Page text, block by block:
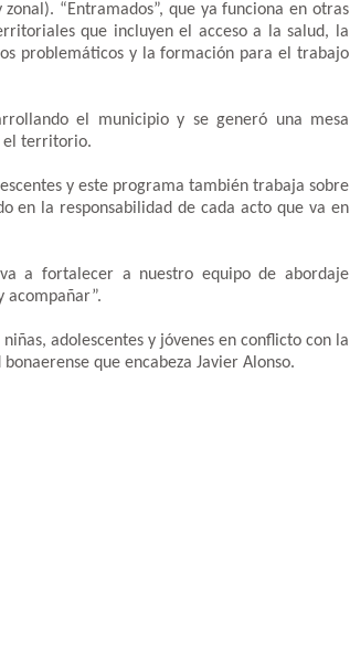
“Entramados”, que ya funciona en otras
que incluyen el acceso a la salud, la
problemáticos y la formación para el trabajo
el municipio y se generó una mesa
el territorio.
y este programa también trabaja sobre
en la responsabilidad de cada acto que va en
a fortalecer a nuestro equipo de abordaje
acompañar”.
adolescentes y jóvenes en conflicto con la
que encabeza Javier Alonso.